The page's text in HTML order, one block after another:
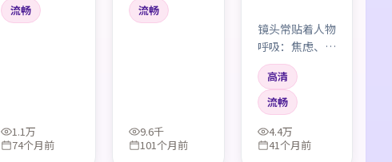
景，惊悚的张力
不靠大喊大叫，
流畅
1.1万
74个月前
下的社会细节很
扎实，配角也不
流畅
9.6千
101个月前
镜头常贴着人物
呼吸：焦虑、疲
惫、侥幸。沈腾
的一场独角戏，
几乎只靠微表情
撑满整场戏的张
力。
高清
流畅
4.4万
41个月前